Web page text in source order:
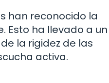
han reconocido la
Esto ha llevado a un
la rigidez de las
activa.